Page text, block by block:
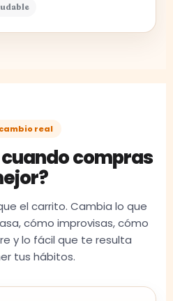
cambio real
compras
el carrito. Cambia lo que
cómo improvisas, cómo
y lo fácil que te resulta
tus hábitos.